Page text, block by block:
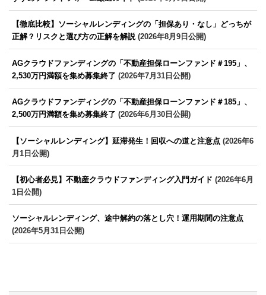
【徹底比較】ソーシャルレンディングの「担保あり・なし」どっちが
正解？リスクと選び方の正解を解説(2026年8月9日公開)
AGクラウドファンディングの「不動産担保ローンファンド＃195」、
2,530万円満額を集め募集終了 (2026年7月31日公開)
AGクラウドファンディングの「不動産担保ローンファンド＃185」、
2,500万円満額を集め募集終了 (2026年6月30日公開)
【ソーシャルレンディング】延滞発生！回収への道と注意点 (2026年6
月1日公開)
【初心者必見】不動産クラウドファンディング入門ガイド (2026年6月
1日公開)
ソーシャルレンディング、途中解約の落とし穴！運用期間の注意点
(2026年5月31日公開)